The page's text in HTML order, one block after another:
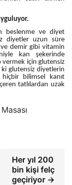
beslenme ve diyet
diyetler uzun süre
ve demir gibi vitamin
kan şekerinde
vermek için glutensiz
ki glutensiz diyetlerin
bilimsel kanıt
tatlılardan uzak
Her yıl 200
bin kişi felç
geçiriyor →